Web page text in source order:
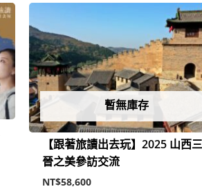
暫無庫存
【跟著旅讀出去玩】2025 山西三
晉之美參訪交流
NT$58,600